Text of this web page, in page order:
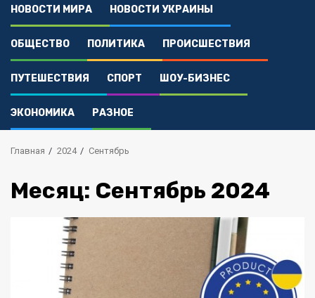
НОВОСТИ МИРА НОВОСТИ УКРАИНЫ
ОБЩЕСТВО ПОЛИТИКА ПРОИСШЕСТВИЯ
ПУТЕШЕСТВИЯ СПОРТ ШОУ-БИЗНЕС
ЭКОНОМИКА РАЗНОЕ
Главная 2024 Сентябрь
Месяц: Сентябрь 2024